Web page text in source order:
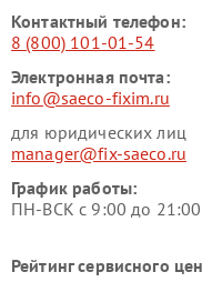
Контактный телефон:
8 (800) 101-01-54
Электронная почта:
info@saeco-fixim.ru
для юридических лиц
manager@fix-saeco.ru
График работы:
ПН-ВСК с 9:00 до
Рейтинг сервисного